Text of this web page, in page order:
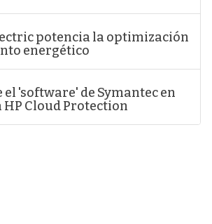
potencia la optimización
energético
'software' de Symantec en
Cloud Protection